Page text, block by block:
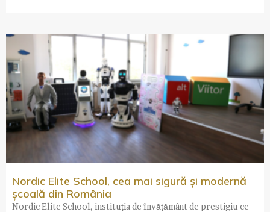
Nordic Elite School, cea mai sigură și modernă
școală din România
Nordic Elite School, instituția de învățământ de prestigiu ce